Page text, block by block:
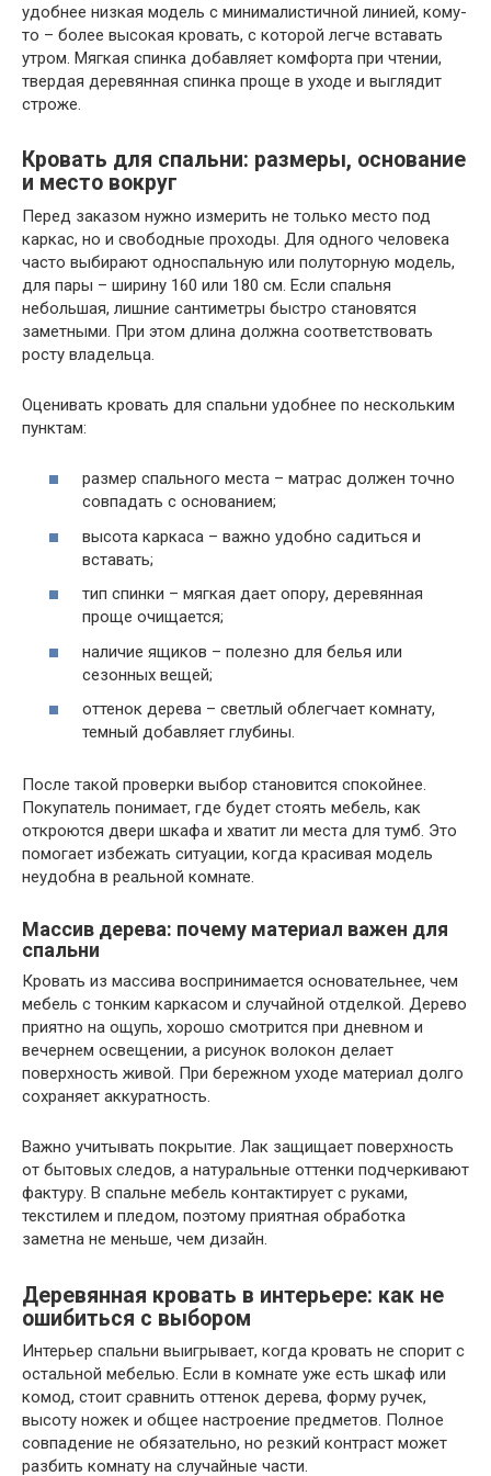
удобнее низкая модель с минималистичной линией, кому-
то – более высокая кровать, с которой легче вставать
утром. Мягкая спинка добавляет комфорта при чтении,
твердая деревянная спинка проще в уходе и выглядит
строже.
Кровать для спальни: размеры, основание
и место вокруг
Перед заказом нужно измерить не только место под
каркас, но и свободные проходы. Для одного человека
часто выбирают односпальную или полуторную модель,
для пары – ширину 160 или 180 см. Если спальня
небольшая, лишние сантиметры быстро становятся
заметными. При этом длина должна соответствовать
росту владельца.
Оценивать кровать для спальни удобнее по нескольким
пунктам:
размер спального места – матрас должен точно
совпадать с основанием;
высота каркаса – важно удобно садиться и
вставать;
тип спинки – мягкая дает опору, деревянная
проще очищается;
наличие ящиков – полезно для белья или
сезонных вещей;
оттенок дерева – светлый облегчает комнату,
темный добавляет глубины.
После такой проверки выбор становится спокойнее.
Покупатель понимает, где будет стоять мебель, как
откроются двери шкафа и хватит ли места для тумб. Это
помогает избежать ситуации, когда красивая модель
неудобна в реальной комнате.
Массив дерева: почему материал важен для
спальни
Кровать из массива воспринимается основательнее, чем
мебель с тонким каркасом и случайной отделкой. Дерево
приятно на ощупь, хорошо смотрится при дневном и
вечернем освещении, а рисунок волокон делает
поверхность живой. При бережном уходе материал долго
сохраняет аккуратность.
Важно учитывать покрытие. Лак защищает поверхность
от бытовых следов, а натуральные оттенки подчеркивают
фактуру. В спальне мебель контактирует с руками,
текстилем и пледом, поэтому приятная обработка
заметна не меньше, чем дизайн.
Деревянная кровать в интерьере: как не
ошибиться с выбором
Интерьер спальни выигрывает, когда кровать не спорит с
остальной мебелью. Если в комнате уже есть шкаф или
комод, стоит сравнить оттенок дерева, форму ручек,
высоту ножек и общее настроение предметов. Полное
совпадение не обязательно, но резкий контраст может
разбить комнату на случайные части.